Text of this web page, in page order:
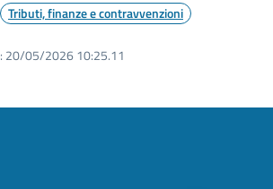
Tributi, finanze e contravvenzioni
20/05/2026 10:25.11